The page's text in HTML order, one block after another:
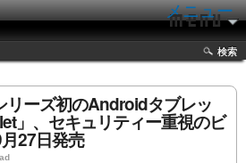
メニュー
検索
リーズ初のAndroidタブレッ
」、セキュリティー重視のビ
27日発売